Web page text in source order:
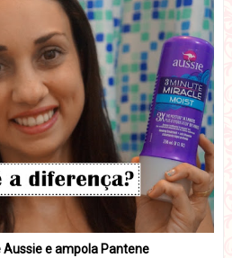
e ampola Pantene